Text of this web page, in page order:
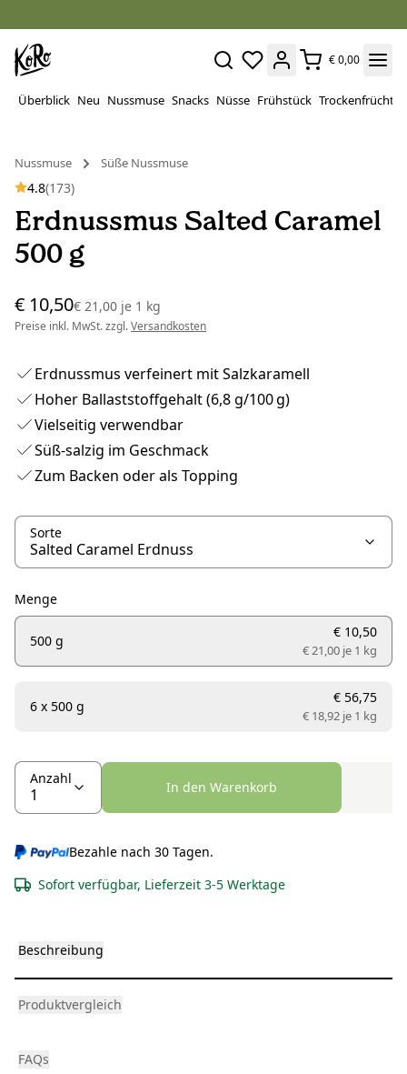
€ 0,00
Überblick Neu Nussmuse Snacks Nüsse Frühstück Trockenfrüchte
Nussmuse
Süße Nussmuse
4.8(173)
Erdnussmus Salted Caramel
500 g
€ 10,50€ 21,00 je 1 kg
Preise inkl. MwSt. zzgl.Versandkosten
Erdnussmus verfeinert mit Salzkaramell
Hoher Ballaststoffgehalt (6,8 g/100 g)
Vielseitig verwendbar
Süß-salzig im Geschmack
Zum Backen oder als Topping
Sorte
Menge
500 g
€ 10,50
€ 21,00 je 1 kg
6 x 500 g
€ 56,75
€ 18,92 je 1 kg
Anzahl
In den Warenkorb
Bezahle nach 30 Tagen.
Sofort verfügbar, Lieferzeit 3-5 Werktage
Beschreibung
Produktvergleich
FAQs